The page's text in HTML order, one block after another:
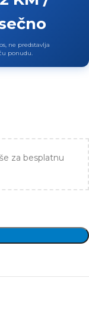
ne predstavlja
ponudu.
za besplatnu